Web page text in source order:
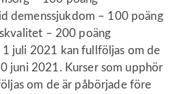
demenssjukdom – 100 poäng
– 200 poäng
1 juli 2021 kan fullföljas om de
juni 2021. Kurser som upphör
om de är påbörjade före